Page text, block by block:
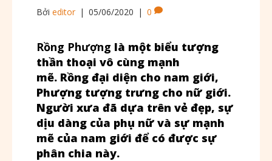
Bởi editor | 05/06/2020 | 0
Rồng Phượng là một biểu tượng
thần thoại vô cùng mạnh
mẽ. Rồng đại diện cho nam giới,
Phượng tượng trưng cho nữ giới.
Người xưa đã dựa trên vẻ đẹp, sự
dịu dàng của phụ nữ và sự mạnh
mẽ của nam giới để có được sự
phân chia này.